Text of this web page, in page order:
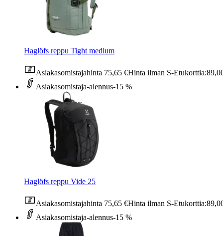
Haglöfs reppu Tight medium
Asiakasomistajahinta 75,65 €Hinta ilman S-Etukorttia:
Asiakasomistaja-alennus-15 %
Haglöfs reppu Vide 25
Asiakasomistajahinta 75,65 €Hinta ilman S-Etukorttia:
Asiakasomistaja-alennus-15 %